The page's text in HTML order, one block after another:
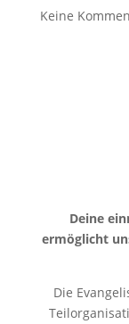
Keine
Deine
ermöglicht
Die